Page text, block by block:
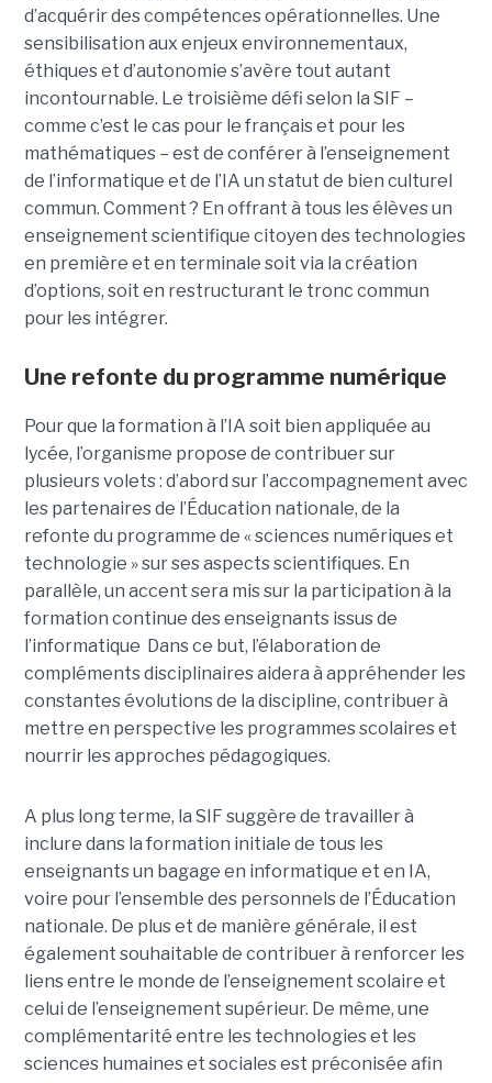
d’acquérir des compétences opérationnelles. Une
sensibilisation aux enjeux environnementaux,
éthiques et d’autonomie s’avère tout autant
incontournable. Le troisième défi selon la SIF –
comme c’est le cas pour le français et pour les
mathématiques – est de conférer à l’enseignement
de l’informatique et de l’IA un statut de bien culturel
commun. Comment ? En offrant à tous les élèves un
enseignement scientifique citoyen des technologies
en première et en terminale soit via la création
d’options, soit en restructurant le tronc commun
pour les intégrer.
Une refonte du programme numérique
Pour que la formation à l’IA soit bien appliquée au
lycée, l’organisme propose de contribuer sur
plusieurs volets : d’abord sur l’accompagnement avec
les partenaires de l’Éducation nationale, de la
refonte du programme de « sciences numériques et
technologie » sur ses aspects scientifiques. En
parallèle, un accent sera mis sur la participation à la
formation continue des enseignants issus de
l’informatique Dans ce but, l’élaboration de
compléments disciplinaires aidera à appréhender les
constantes évolutions de la discipline, contribuer à
mettre en perspective les programmes scolaires et
nourrir les approches pédagogiques.
A plus long terme, la SIF suggère de travailler à
inclure dans la formation initiale de tous les
enseignants un bagage en informatique et en IA,
voire pour l’ensemble des personnels de l’Éducation
nationale. De plus et de manière générale, il est
également souhaitable de contribuer à renforcer les
liens entre le monde de l’enseignement scolaire et
celui de l’enseignement supérieur. De même, une
complémentarité entre les technologies et les
sciences humaines et sociales est préconisée afin